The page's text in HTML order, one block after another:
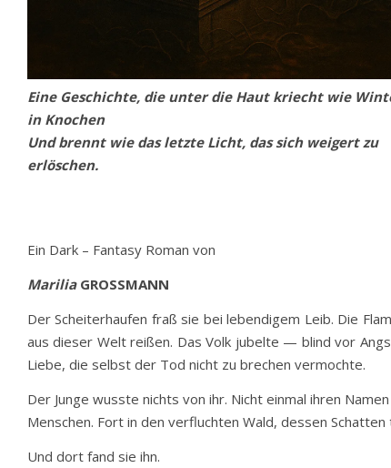
Eine Geschichte, die unter die Haut kriecht wie
in Knochen
Und brennt wie das letzte Licht, das sich weigert zu
erlöschen.
Ein Dark – Fantasy Roman von
MariliaGROSSMANN
Der Scheiterhaufen fraß sie bei lebendigem Leib. Die
aus dieser Welt reißen. Das Volk jubelte — blind vor
Liebe, die selbst der Tod nicht zu brechen vermochte.
Der Junge wusste nichts von ihr. Nicht einmal ihren
Menschen. Fort in den verfluchten Wald, dessen
Und dort fand sie ihn.